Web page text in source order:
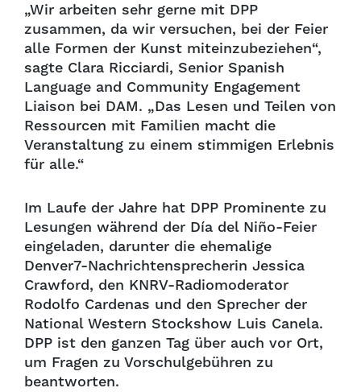
„Wir arbeiten sehr gerne mit DPP
zusammen, da wir versuchen, bei der Feier
alle Formen der Kunst miteinzubeziehen“,
sagte Clara Ricciardi, Senior Spanish
Language and Community Engagement
Liaison bei DAM. „Das Lesen und Teilen von
Ressourcen mit Familien macht die
Veranstaltung zu einem stimmigen Erlebnis
für alle.“
Im Laufe der Jahre hat DPP Prominente zu
Lesungen während der Día del Niño-Feier
eingeladen, darunter die ehemalige
Denver7-Nachrichtensprecherin Jessica
Crawford, den KNRV-Radiomoderator
Rodolfo Cardenas und den Sprecher der
National Western Stockshow Luis Canela.
DPP ist den ganzen Tag über auch vor Ort,
um Fragen zu Vorschulgebühren zu
beantworten.